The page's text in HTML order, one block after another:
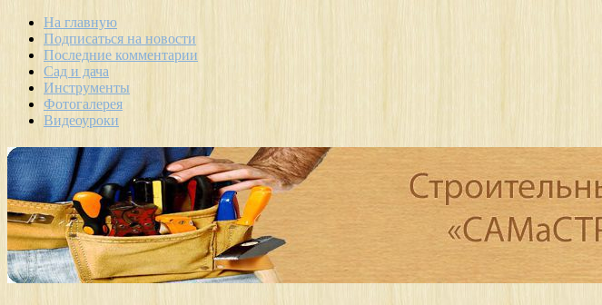
На главную
Подписаться на новости
Последние комментарии
Сад и дача
Инструменты
Фотогалерея
Видеоуроки